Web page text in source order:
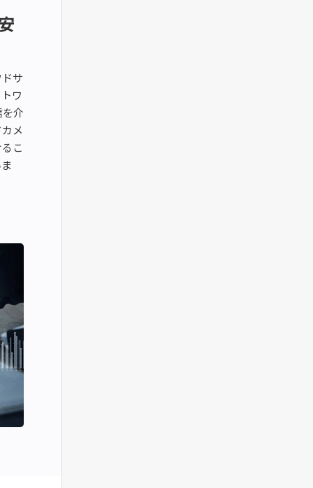
サ
ワ
介
メ
こ